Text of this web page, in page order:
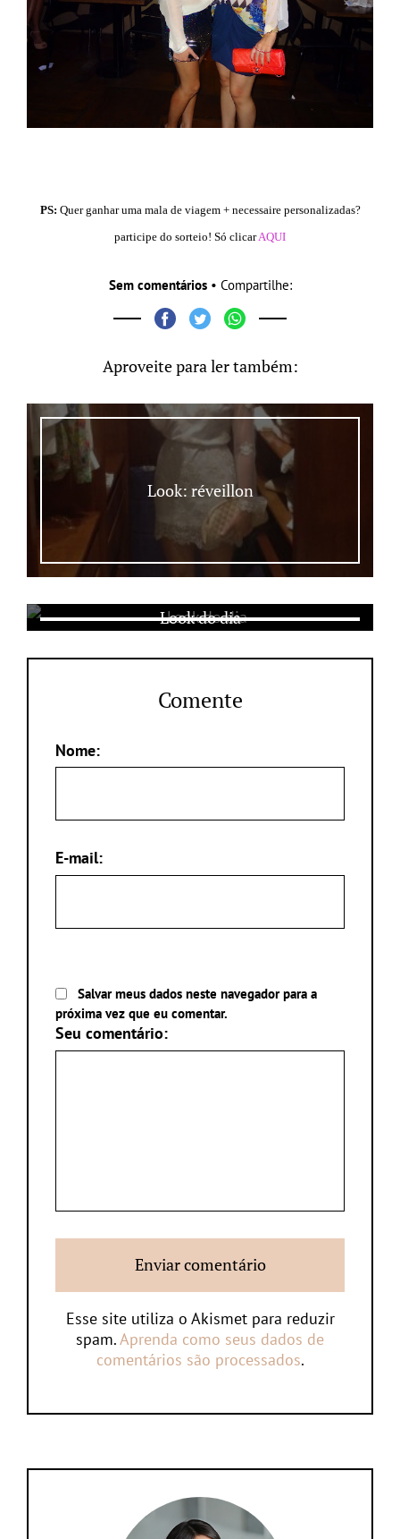
PS: Quer ganhar uma mala de viagem + necessaire personalizadas?
participe do sorteio! Só clicarAQUI
Sem comentários• Compartilhe:
Aproveite para ler também:
Look: réveillon
Look do dia
Comente
Nome:
E-mail:
Salvar meus dados neste navegador para a
próxima vez que eu comentar.
Seu comentário:
Esse site utiliza o Akismet para reduzir
spam.Aprenda como seus dados de
comentários são processados.